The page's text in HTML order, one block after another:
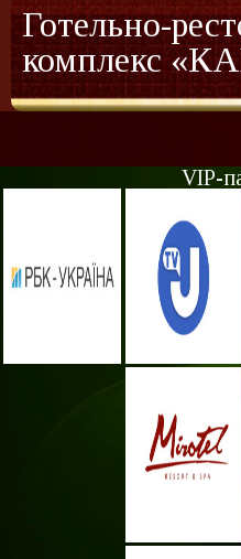
Готельно-
комплекс
VIP-